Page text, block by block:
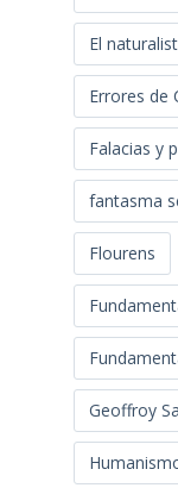
El
Errores de
Falacias y
fantasma
Flourens
Geoffroy